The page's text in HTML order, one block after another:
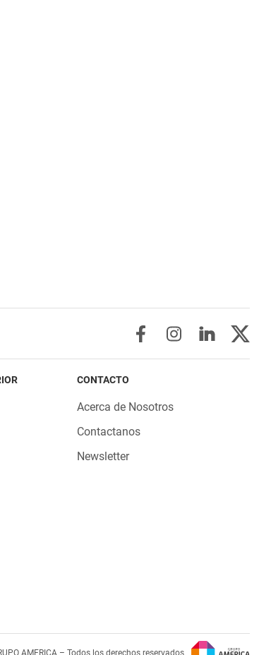
CONTACTO
Acerca de Nosotros
Contactanos
Newsletter
AMERICA – Todos los derechos reservados